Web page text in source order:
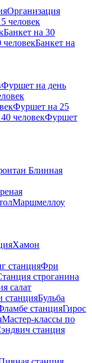
Организация
человек
Банкет на 30
человекБанкет на
Фуршет на день
Фуршет на 25
человекФуршет
Блинная
Маршмеллоу
Хамон
станцияФри
строганина
салат
Бульба
станцияГирос
Мастер-классы по
станция